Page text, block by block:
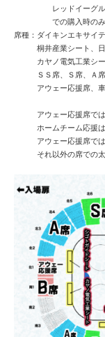
レッドイーグルス北
での購入時のみ対
席種：ダイキンエキサイ
桐井産業シート、日
カヤノ電気工業シー
ＳＳ席、Ｓ席、Ａ席
アウェー応援席、車
アウェー応援席では
ホームチーム応援は
アウェー応援席では、
それ以外の席での太鼓
お問い合わせ
Copyright©